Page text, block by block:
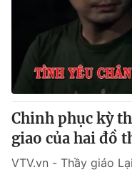
Chinh phục kỳ
giao của hai đồ
VTV.vn - Thầy giáo